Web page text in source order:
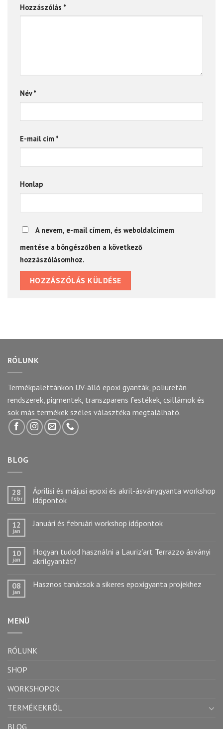
Hozzászólás *
Név*
E-mail cím *
Honlap
A nevem, e-mail címem, és weboldalcímem
mentése a böngészőben a következő
hozzászólásomhoz.
RÓLUNK
Termékpalettánkon UV-álló epoxi gyanták, poliuretán
rendszerek, pigmentek, transzparens festékek, csillámok és
sok más termékek széles választéka megtalálható.
BLOG
28
febr
Áprilisi és májusi epoxi és akril-ásványgyanta workshop
időpontok
12
jan
Januári és februári workshop időpontok
10
jan
Hogyan tudod használni a Lauriz’art Terrazzo ásványi
akrilgyantát?
08
jan
Hasznos tanácsok a sikeres epoxigyanta projekhez
MENÜ
RÓLUNK
SHOP
WORKSHOPOK
TERMÉKEKRŐL
BLOG